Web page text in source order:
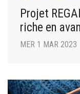
Projet
riche en
MER 1 MAR 2023